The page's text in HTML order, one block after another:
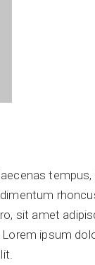
tempus,
sit amet
ipsum